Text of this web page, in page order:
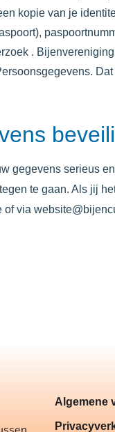
kopie van je
.
gegevens serieus
te gaan. Als jij
of via website@b
Algemene